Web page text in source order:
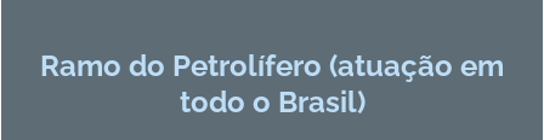
Ramo do Petrolífero (atuação em
todo o Brasil)